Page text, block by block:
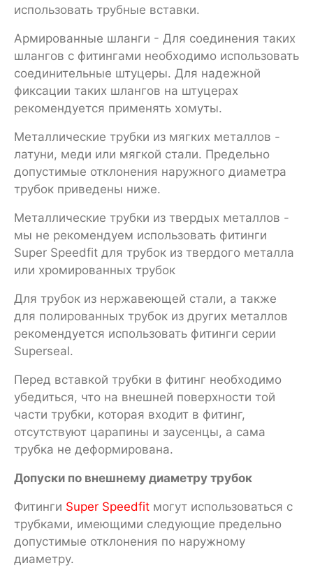
использовать трубные вставки.
Армированные шланги - Для соединения таких
шлангов с фитингами необходимо использовать
соединительные штуцеры. Для надежной
фиксации таких шлангов на штуцерах
рекомендуется применять хомуты.
Металлические трубки из мягких металлов -
латуни, меди или мягкой стали. Предельно
допустимые отклонения наружного диаметра
трубок приведены ниже.
Металлические трубки из твердых металлов -
мы не рекомендуем использовать фитинги
Super Speedfit для трубок из твердого металла
или хромированных трубок
Для трубок из нержавеющей стали, а также
для полированных трубок из других металлов
рекомендуется использовать фитинги серии
Superseal.
Перед вставкой трубки в фитинг необходимо
убедиться, что на внешней поверхности той
части трубки, которая входит в фитинг,
отсутствуют царапины и заусенцы, а сама
трубка не деформирована.
Допуски по внешнему диаметру трубок
Фитинги Super Speedfit могут использоваться с
трубками, имеющими следующие предельно
допустимые отклонения по наружному
диаметру.